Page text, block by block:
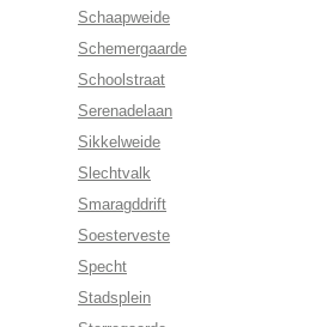
Schaapweide
Schemergaarde
Schoolstraat
Serenadelaan
Sikkelweide
Slechtvalk
Smaragddrift
Soesterveste
Specht
Stadsplein